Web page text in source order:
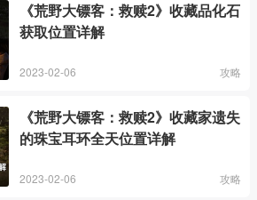
《荒野大镖客：救赎2》收藏品化石
获取位置详解
2023-02-06 攻略
《荒野大镖客：救赎2》收藏家遗失
的珠宝耳环全天位置详解
2023-02-06 攻略